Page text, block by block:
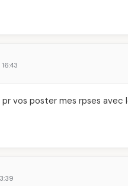
16:43
vos poster mes rpses